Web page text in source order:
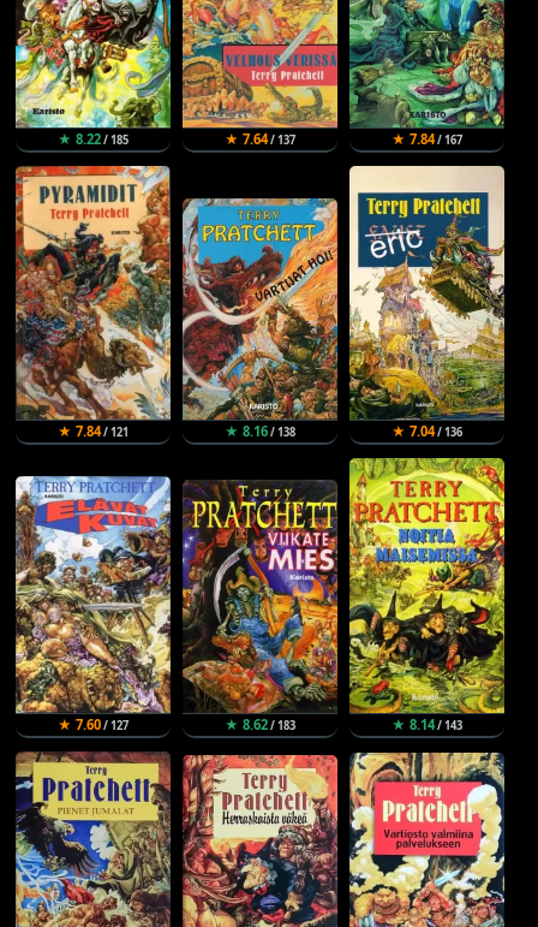
★ 8.22/ 185 ★ 7.64/ 137 ★ 7.84/ 167
★ 7.84/ 121 ★ 8.16/ 138 ★ 7.04/ 136
★ 7.60/ 127 ★ 8.62/ 183 ★ 8.14/ 143